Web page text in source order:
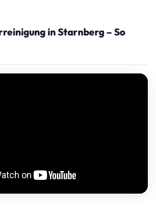
in Starnberg – So